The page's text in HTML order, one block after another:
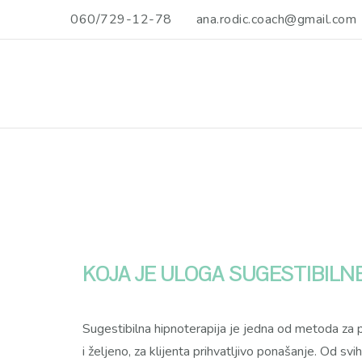
060/729-12-78 ana.rodic.coach@gmail.com
Kreiraj svoj novi
Pružam ti podršku u tome da ''krizu srednjih godina''
KOJA JE ULOGA
Sugestibilna hipnoterapija je jedna od metoda za
i željeno, za klijenta prihvatljivo ponašanje. Od